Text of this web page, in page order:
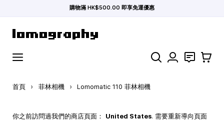
購物滿 HK$500.00 即享免運優惠
搜索 聯絡 購物車
首頁 › 菲林相機 › Lomomatic 110 菲林相機
你之前訪問過我們的商店頁面： United States. 需要重新導向頁面